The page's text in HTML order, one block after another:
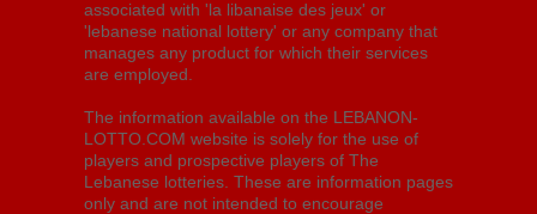
associated with 'la libanaise des jeux' or
'lebanese national lottery' or any company that
manages any product for which their services
are employed.
The information available on the LEBANON-
LOTTO.COM website is solely for the use of
players and prospective players of The
Lebanese lotteries. These are information pages
only and are not intended to encourage